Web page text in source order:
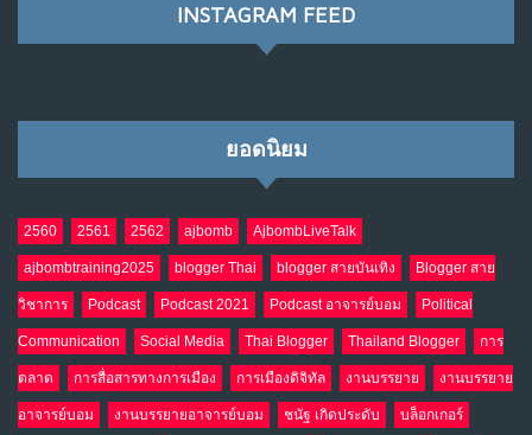
INSTAGRAM FEED
ยอดนิยม
2560 2561 2562 ajbomb AjbombLiveTalk
ajbombtraining2025 blogger Thai blogger สายบันเทิง Blogger สาย
วิชาการ Podcast Podcast 2021 Podcast อาจารย์บอม Political
Communication Social Media Thai Blogger Thailand Blogger การ
ตลาด การสื่อสารทางการเมือง การเมืองดิจิทัล งานบรรยาย งานบรรยาย
อาจารย์บอม งานบรรยายอาจารย์บอม ชนัฐ เกิดประดับ บล็อกเกอร์